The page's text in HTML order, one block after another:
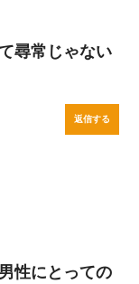
尋常じゃない
返信する
性にとっての